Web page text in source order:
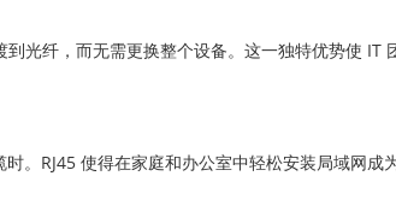
光纤，而无需更换整个设备。这一独特优势使 IT
。RJ45 使得在家庭和办公室中轻松安装局域网